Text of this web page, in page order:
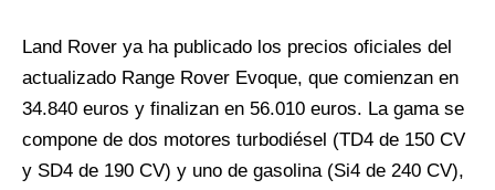
Land Rover ya ha publicado los precios oficiales del
actualizado Range Rover Evoque, que comienzan en
34.840 euros y finalizan en 56.010 euros. La gama se
compone de dos motores turbodiésel (TD4 de 150 CV
y SD4 de 190 CV) y uno de gasolina (Si4 de 240 CV),